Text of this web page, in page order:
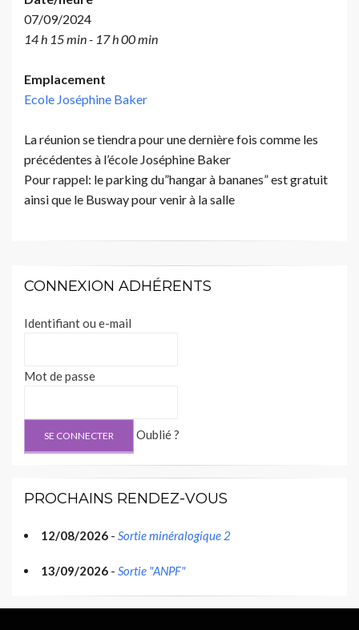
07/09/2024
14 h 15 min - 17 h 00 min
Emplacement
Ecole Joséphine Baker
La réunion se tiendra pour une dernière fois comme les
précédentes à l’école Joséphine Baker
Pour rappel: le parking du”hangar à bananes” est gratuit
ainsi que le Busway pour venir à la salle
CONNEXION ADHÉRENTS
Identifiant ou e-mail
Mot de passe
Oublié ?
PROCHAINS RENDEZ-VOUS
12/08/2026 - Sortie minéralogique 2
13/09/2026 - Sortie "ANPF"